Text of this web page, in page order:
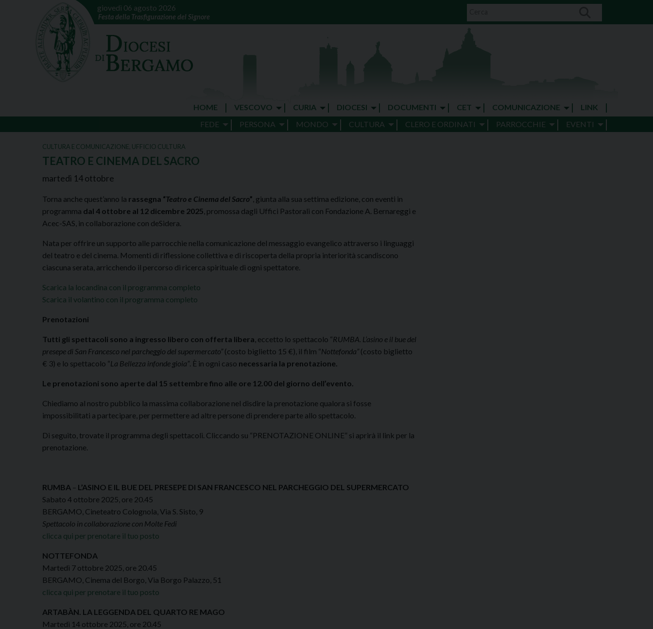
giovedì 06 agosto 2026
Festa della Trasfigurazione del Signore
HOME VESCOVO CURIA DIOCESI DOCUMENTI CET COMUNICAZIONE
LINK
FEDE
PERSONA MONDO CULTURA CLERO E ORDINATI PARROCCHIE EVENTI
CULTURA E COMUNICAZIONE UFFICIO CULTURA
TEATRO E CINEMA DEL SACRO
martedì 14ottobre
Torna anche quest’anno la rassegna “Teatro e Cinema del Sacro” , giunta alla sua settima edizione, con eventi in
programma dal 4 ottobre al 12 dicembre 2025 , promossa dagli Uffici Pastorali con Fondazione A. Bernareggi e
Acec-SAS, in collaborazione con deSidera.
Nata per offrire un supporto alle parrocchie nella comunicazione del messaggio evangelico attraverso i linguaggi
del teatro e del cinema. Momenti di riflessione collettiva e di riscoperta della propria interiorità scandiscono
ciascuna serata, arricchendo il percorso di ricerca spirituale di ogni spettatore.
Scarica la locandina con il programma completo
Scarica il volantino con il programma completo
Prenotazioni
Tutti gli spettacoli sono a ingresso libero con offerta libera , eccetto lo spettacolo “RUMBA. L’asino e il bue del
presepe di San Francesco nel parcheggio del supermercato” (costo biglietto 15 €), il film “Nottefonda” (costo biglietto
€ 3) e lo spettacolo “La Bellezza infonde gioia” . È in ogni caso necessaria la prenotazione.
Le prenotazioni sono aperte dal 15 settembre fino alle ore 12.00 del giorno dell’evento.
Chiediamo al nostro pubblico la massima collaborazione nel disdire la prenotazione qualora si fosse
impossibilitati a partecipare, per permettere ad altre persone di prendere parte allo spettacolo.
Di seguito, trovate il programma degli spettacoli. Cliccando su “PRENOTAZIONE ONLINE” si aprirà il link per la
prenotazione.
RUMBA – L’ASINO E IL BUE DEL PRESEPE DI SAN FRANCESCO NEL PARCHEGGIO DEL SUPERMERCATO
Sabato 4 ottobre 2025, ore 20.45
BERGAMO, Cineteatro Colognola, Via S. Sisto, 9
Spettacolo in collaborazione con Molte Fedi
clicca qui per prenotare il tuo posto
NOTTEFONDA
Martedì 7 ottobre 2025, ore 20.45
BERGAMO, Cinema del Borgo, Via Borgo Palazzo, 51
clicca qui per prenotare il tuo posto
ARTABÀN. LA LEGGENDA DEL QUARTO RE MAGO
Martedì 14 ottobre 2025, ore 20.45